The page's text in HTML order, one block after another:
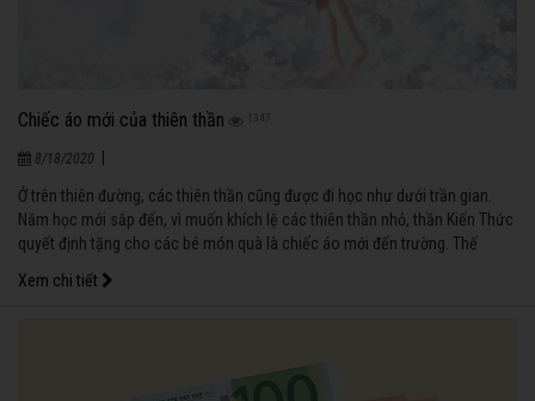
Chiếc áo mới của thiên thần 1347
8/18/2020
Ở trên thiên đường, các thiên thần cũng được đi học như dưới trần gian.
Năm học mới sắp đến, vì muốn khích lệ các thiên thần nhỏ, thần Kiến Thức
quyết định tặng cho các bé món quà là chiếc áo mới đến trường. Thế
nhưng, phần thưởng chỉ dành cho những người chăm chỉ, hoàn thành tốt
công việc được giao.
Xem chi tiết